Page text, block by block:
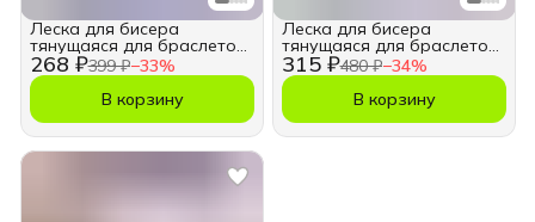
268 ₽399 ₽−33%
Леска для бисера
тянущаяся для браслетов
0,6мм
В корзину
315 ₽480 ₽−34%
Леска для бисера
тянущаяся для браслетов
0,8мм
В корзину